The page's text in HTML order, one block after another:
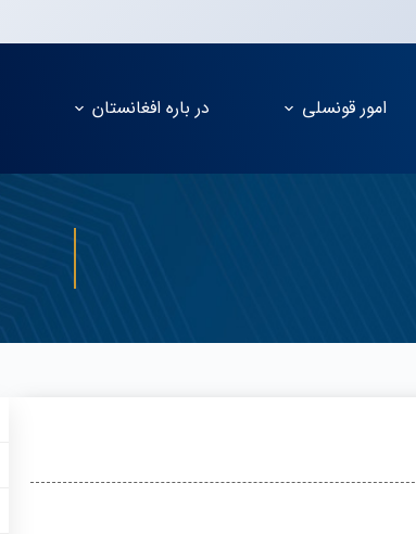
امور قونسلی در باره افغانستان